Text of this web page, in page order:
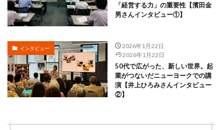
「経営する力」の重要性【濱田金
男さんインタビュー①】
インタビュー
2026年1月22日
2026年1月22日
50代で広がった、新しい世界。起
業がつないだニューヨークでの講
演【井上ひろみさんインタビュー
②】